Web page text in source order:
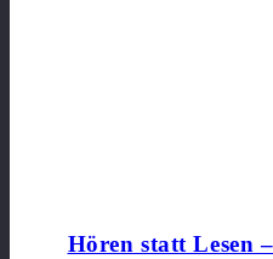
Hören statt Lesen